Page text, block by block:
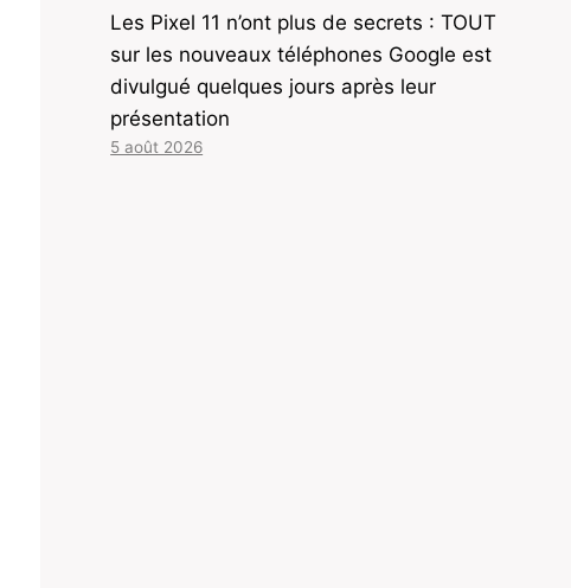
Les Pixel 11 n’ont plus de secrets : TOUT
sur les nouveaux téléphones Google est
divulgué quelques jours après leur
présentation
5 août 2026